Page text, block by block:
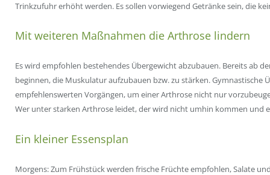
Trinkzufuhrerhöht werden. Es sollen vorwiegend Getränke sein, die
Mit weiteren Maßnahmen die Arthrose lindern
Es wird empfohlen bestehendes Übergewicht abzubauen. Bereits ab
beginnen, die Muskulatur aufzubauen bzw. zu stärken. Gymnastische
empfehlenswerten Vorgängen, um einer Arthrose nicht nur
Wer unter starken Arthrose leidet, der wird nicht umhin kommen und
Ein kleiner Essensplan
Morgens: Zum Frühstück werden frische Früchte empfohlen, Salate